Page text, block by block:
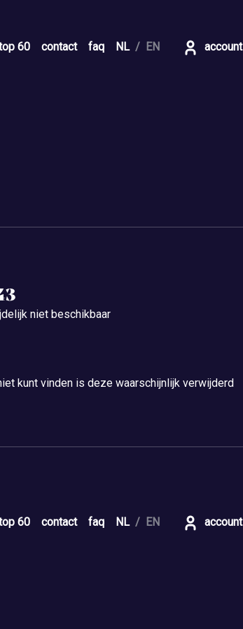
60 contact faq NL EN account
niet beschikbaar
kunt vinden is deze waarschijnlijk verwijderd
60 contact faq NL EN account